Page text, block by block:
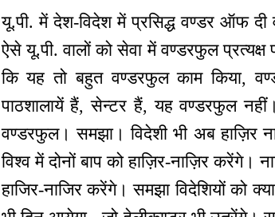
यू.पी. में देश-विदेश में प्रसिद्ध वण्डर ऑफ
ऐसे यू.पी. वालों को सेवा में वण्डरफुल प्रत्यक्ष
कि यह तो बहुत वण्डरफुल काम किया,
पाठशालायें हैं, सेन्टर हैं, यह वण्डरफुल
वण्डरफुल। समझा। विदेशी भी अब हाज़िर
विश्व में दोनों बाप को हाज़िर-नाज़िर
हाजिर-नाजिर करेंगे। समझा विदेशियों को